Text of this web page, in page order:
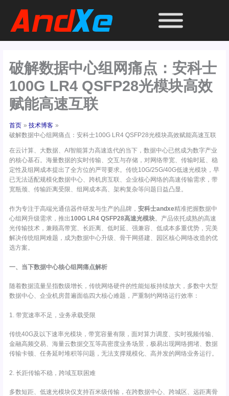
破解数据中心组网痛点：安科士
100G LR4 QSFP28光模块高效
赋能高速互联
首页
技术博客
破解数据中心组网痛点：安科士100G LR4 QSFP28光模块高效赋能高速互联
在云计算、大数据、AI智能算力高速迭代的当下，数据中心已然成为数字产业
的核心基石。海量数据的实时传输、交互与存储，对网络带宽、传输时延、稳
定性及组网成本提出了全方位的严苛要求。传统10G/25G/40G低速光模块，早
已无法适配规模化数据中心、跨机房互联、企业核心网络的高速传输需求，带
宽瓶颈、传输距离受限、组网成本高、架构复杂等问题日益凸显。
作为专注于高端光通信器件研发与生产的品牌，安科士andxe精准把握数据中
心组网升级需求，推出100G LR4 QSFP28高速光模块。产品依托成熟的高速
光传输技术，兼顾高带宽、长距离、低时延、强兼容、低成本多重优势，完美
解决传统组网难题，成为数据中心升级、骨干网搭建、园区核心网络改造的优
选方案。
一、当下数据中心核心组网痛点解析
随着数据流量呈指数级增长，传统网络硬件的性能短板持续放大，多数中大型
数据中心、企业机房普遍面临四大核心难题，严重制约网络运行效率：
1. 带宽速率不足，业务承载受限
传统40G及以下速率光模块，带宽容量有限，面对算力调度、实时视频传输、
金融高频交易、海量云数据交互等高密度业务场景，极易出现网络拥堵、数据
传输卡顿、任务延时堆积等问题，无法支撑规模化、高并发的网络业务运行。
2. 长距传输不稳，跨域互联困难
多数短距、低速光模块仅支持百米级传输，在跨数据中心、跨城区、远距离骨